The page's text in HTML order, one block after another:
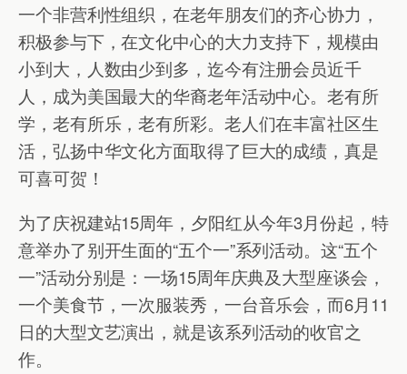
一个非营利性组织，在老年朋友们的齐心协力，
积极参与下，在文化中心的大力支持下，规模由
小到大，人数由少到多，迄今有注册会员近千
人，成为美国最大的华裔老年活动中心。老有所
学，老有所乐，老有所彩。老人们在丰富社区生
活，弘扬中华文化方面取得了巨大的成绩，真是
可喜可贺！
为了庆祝建站15周年，夕阳红从今年3月份起，特
意举办了别开生面的“五个一”系列活动。这“五个
一”活动分别是：一场15周年庆典及大型座谈会，
一个美食节，一次服装秀，一台音乐会，而6月11
日的大型文艺演出，就是该系列活动的收官之
作。